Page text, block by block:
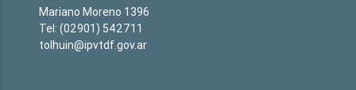
Mariano Moreno 1396
Tel: (02901) 542711
tolhuin@ipvtdf.gov.ar